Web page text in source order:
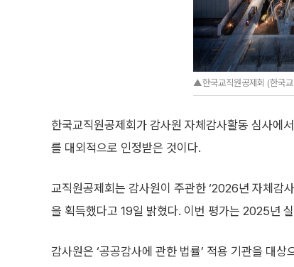
▲한국교직원공제회 (한국
한국교직원공제회가 감사원 자체감사활동 심사에
를 대외적으로 인정받은 것이다.
교직원공제회는 감사원이 주관한 ‘2026년 자체감
을 획득했다고 19일 밝혔다. 이번 평가는 2025년
감사원은 ‘공공감사에 관한 법률’ 적용 기관을 대